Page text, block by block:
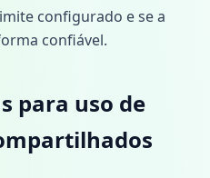
configurado e se a
confiável.
para uso de